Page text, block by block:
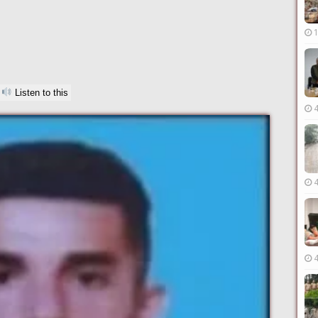
Listen to this